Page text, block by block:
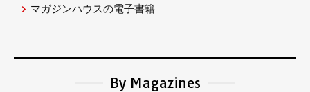
マガジンハウスの電子書籍
By Magazines